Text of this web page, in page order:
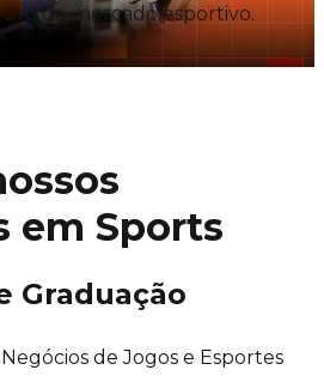
do mercado esportivo.
em Sports
Graduação
de Jogos e Esportes